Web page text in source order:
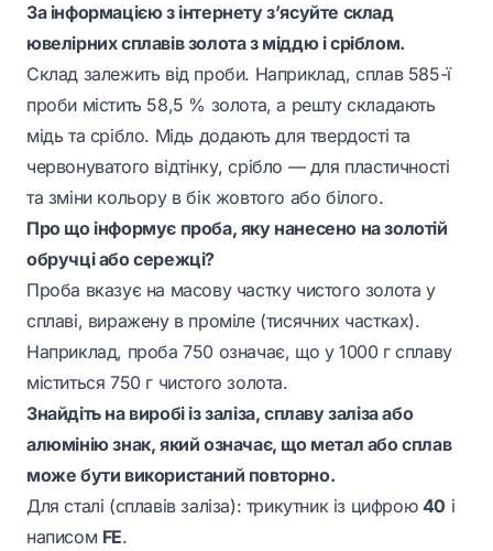
За інформацією з інтернету з’ясуйте склад
ювелірних сплавів золота з міддю і сріблом.
Склад залежить від проби. Наприклад, сплав 585-ї
проби містить 58,5 % золота, а решту складають
мідь та срібло. Мідь додають для твердості та
червонуватого відтінку, срібло — для пластичності
та зміни кольору в бік жовтого або білого.
Про що інформує проба, яку нанесено на золотій
обручці або сережці?
Проба вказує на масову частку чистого золота у
сплаві, виражену в проміле (тисячних частках).
Наприклад, проба 750 означає, що у 1000 г сплаву
міститься 750 г чистого золота.
Знайдіть на виробі із заліза, сплаву заліза або
алюмінію знак, який означає, що метал або сплав
може бути використаний повторно.
Для сталі (сплавів заліза): трикутник із цифрою 40 і
написом FE.